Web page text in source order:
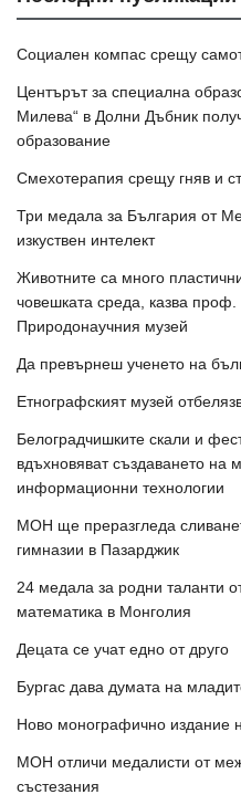
Социален компас срещу
Центърът за специална
Милева“ в Долни Дъбник
образование
Смехотерапия срещу гняв и
Три медала за България от
изкуствен интелект
Животните са много
човешката среда, казва
Природонаучния музей
Да превърнеш ученето на
Етнографският музей
Белоградчишките скали и
вдъхновяват създаването на
информационни технологии
МОН ще преразгледа
гимназии в Пазарджик
24 медала за родни таланти
математика в Монголия
Децата се учат едно от друго
Бургас дава думата на
Ново монографично издание
МОН отличи медалисти от
състезания